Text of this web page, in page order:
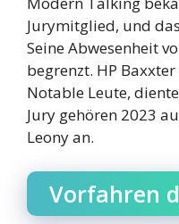
Jurymitglied, und
Seine Abwesenheit
begrenzt. HP
Notable Leute,
Jury gehören 2023
Leony an.
Vorfahren